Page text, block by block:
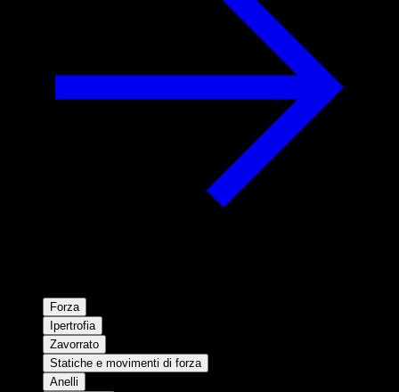
Forza
Ipertrofia
Zavorrato
Statiche e movimenti di forza
Anelli